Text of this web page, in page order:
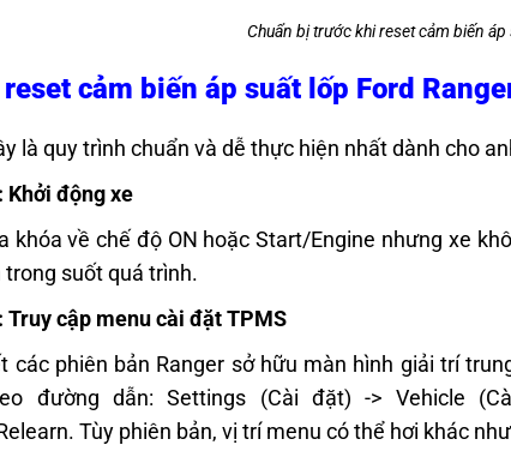
Chuẩn bị trước khi reset cảm biến
reset cảm biến áp suất lốp Ford
là quy trình chuẩn và dễ thực hiện nhất dành cho
Khởi động xe
khóa về chế độ ON hoặc Start/Engine nhưng xe
trong suốt quá trình.
Truy cập menu cài đặt TPMS
các phiên bản Ranger sở hữu màn hình giải trí
đường dẫn: Settings (Cài đặt) -> Vehicle
Tùy phiên bản, vị trí menu có thể hơi khác